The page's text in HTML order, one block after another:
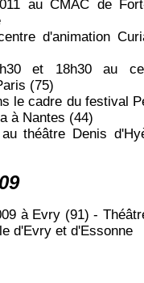
au CMAC de
d'animation
et 18h30 au
(75)
le cadre du festival
à Nantes (44)
théâtre Denis
à Evry (91) -
d'Evry et d'Essonne